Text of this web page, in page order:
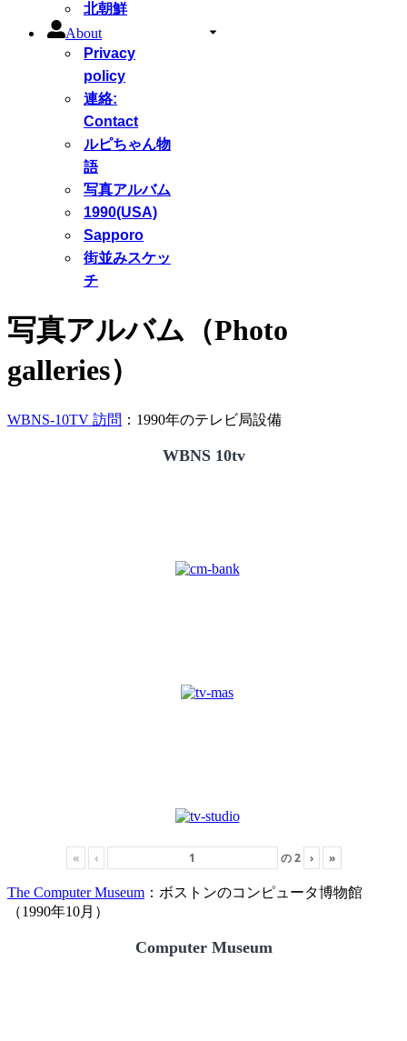
北朝鮮
About
Privacy
policy
連絡:
Contact
ルピちゃん物
語
写真アルバム
1990(USA)
Sapporo
街並みスケッ
チ
写真アルバム（Photo
galleries）
WBNS-10TV 訪問 ：1990年のテレビ局設備
WBNS 10tv
« ‹ の2 › »
The Computer Museum ：ボストンのコンピュータ博物館
（1990年10月）
Computer Museum